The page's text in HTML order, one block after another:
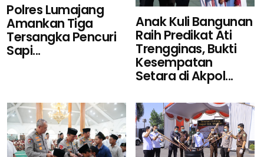
Polres Lumajang
Amankan Tiga
Tersangka Pencuri
Sapi...
Anak Kuli Bangunan
Raih Predikat Ati
Trengginas, Bukti
Kesempatan
Setara di Akpol...